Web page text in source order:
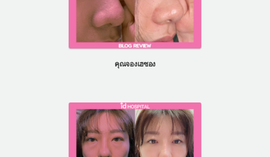
คุณจองเฮซอง